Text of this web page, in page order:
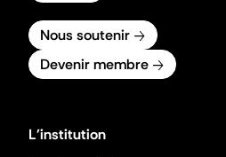
Nous soutenir
Devenir membre
L'institution